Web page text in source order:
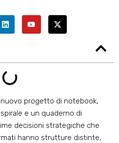
progetto di notebook,
e un quaderno di
decisioni strategiche che
hanno strutture distinte,